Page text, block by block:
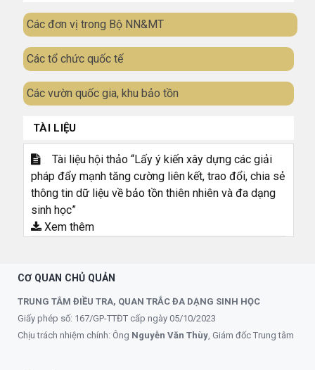
Các đơn vị trong Bộ NN&MT
Các tổ chức quốc tế
Các vườn quốc gia, khu bảo tồn
TÀI LIỆU
Tài liệu hội thảo “Lấy ý kiến xây dựng các giải
pháp đẩy mạnh tăng cường liên kết, trao đổi, chia sẻ
thông tin dữ liệu về bảo tồn thiên nhiên và đa dạng
sinh học”
Xem thêm
CƠ QUAN CHỦ QUẢN
TRUNG TÂM ĐIỀU TRA, QUAN TRẮC ĐA DẠNG SINH HỌC
Giấy phép số: 167/GP-TTĐT cấp ngày 05/10/2023
Chịu trách nhiệm chính: Ông Nguyễn Văn Thùy , Giám đốc Trung tâm